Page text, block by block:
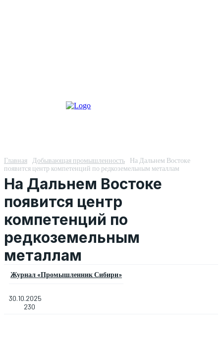
Главная Добывающая промышленность
На Дальнем Востоке
появится центр компетенций по редкоземельным металлам
На Дальнем Востоке
появится центр
компетенций по
редкоземельным
металлам
Журнал «Промышленник Сибири»
30.10.2025
230